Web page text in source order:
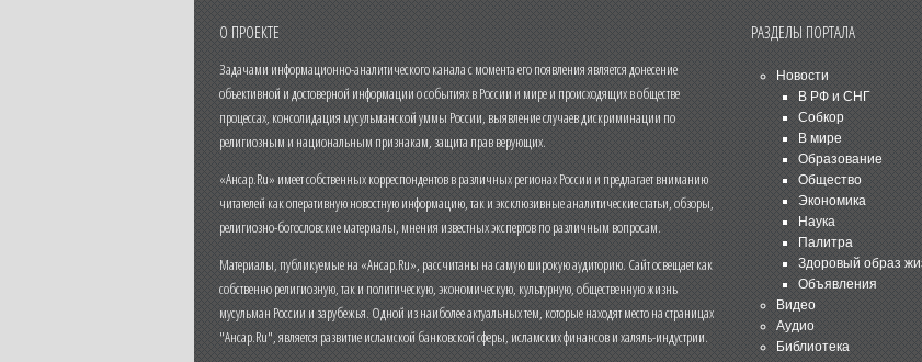
О ПРОЕКТЕ
Задачами информационно-аналитического канала с момента его появления является донесение
объективной и достоверной информации о событиях в России и мире и происходящих в обществе
процессах, консолидация мусульманской уммы России, выявление случаев дискриминации по
религиозным и национальным признакам, защита прав верующих.
«Ансар.Ru» имеет собственных корреспондентов в различных регионах России и предлагает вниманию
читателей как оперативную новостную информацию, так и эксклюзивные аналитические статьи, обзоры,
религиозно-богословские материалы, мнения известных экспертов по различным вопросам.
Материалы, публикуемые на «Ансар.Ru», рассчитаны на самую широкую аудиторию. Сайт освещает как
собственно религиозную, так и политическую, экономическую, культурную, общественную жизнь
мусульман России и зарубежья. Одной из наиболее актуальных тем, которые находят место на страницах
"Ансар.Ru", является развитие исламской банковской сферы, исламских финансов и халяль-индустрии.
РАЗДЕЛЫ ПОРТАЛА
Новости
В РФ и СНГ
Собкор
В мире
Образование
Общество
Экономика
Наука
Палитра
Здоровый образ
Объявления
Видео
Аудио
Библиотека